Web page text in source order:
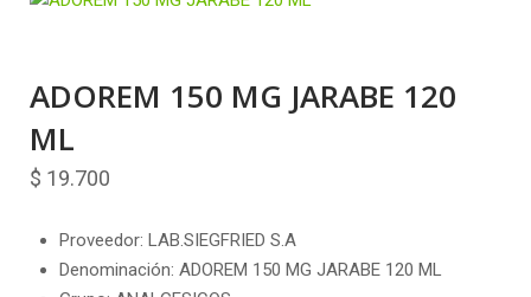
ADOREM 150 MG JARABE 120
ML
$ 19.700
Proveedor: LAB.SIEGFRIED S.A
Denominación: ADOREM 150 MG JARABE 120 ML